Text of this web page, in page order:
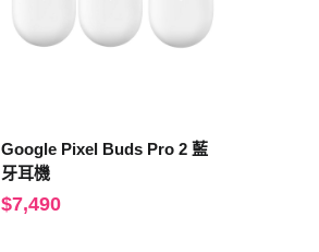
Google Pixel Buds Pro 2 藍
牙耳機
$7,490